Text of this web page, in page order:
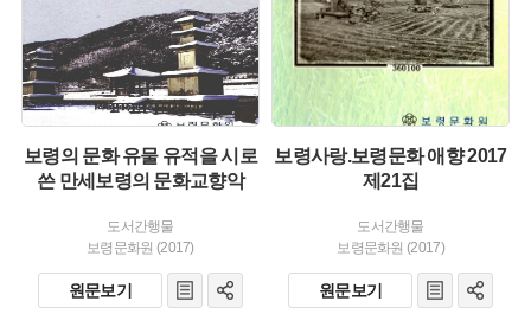
보령의 문화 유물 유적을 시로
쓴 만세보령의 문화교향악
도서간행물
보령문화원 (2017)
원문보기
보령사랑.보령문화 애향 2017
제21집
도서간행물
보령문화원 (2017)
원문보기